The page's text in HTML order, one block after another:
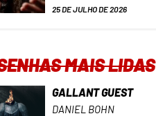
25 DE JULHO DE 2026
MAIS LIDAS
GALLANT GUEST
DANIEL BOHN